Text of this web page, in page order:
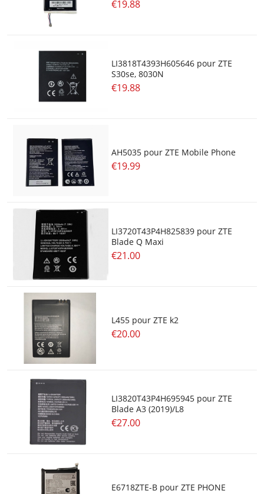
€19.88
LI3818T4393H605646 pour ZTE
S30se, 8030N
€19.88
AH5035 pour ZTE Mobile Phone
€19.99
LI3720T43P4H825839 pour ZTE
Blade Q Maxi
€21.00
L455 pour ZTE k2
€20.00
LI3820T43P4H695945 pour ZTE
Blade A3 (2019)/L8
€27.00
E6718ZTE-B pour ZTE PHONE